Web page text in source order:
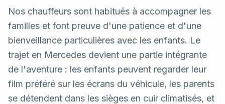
Nos chauffeurs sont habitués à accompagner les
familles et font preuve d'une patience et d'une
bienveillance particulières avec les enfants. Le
trajet en Mercedes devient une partie intégrante
de l'aventure : les enfants peuvent regarder leur
film préféré sur les écrans du véhicule, les parents
se détendent dans les sièges en cuir climatisés, et